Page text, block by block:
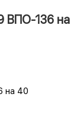
ВПО-136 на
на 40